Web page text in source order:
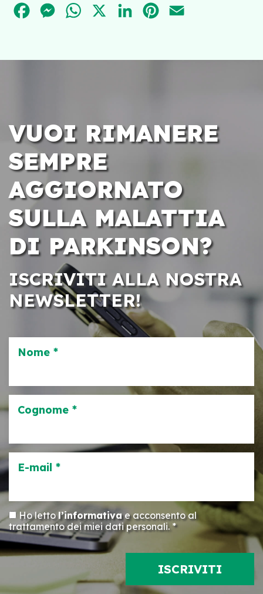
FACEBOOKMESSENGER
WHATSAPPLINKEDINPINTEREST
VUOI RIMANERE
SEMPRE
AGGIORNATO
SULLA MALATTIA
DI PARKINSON?
ISCRIVITI ALLA NOSTRA
NEWSLETTER!
Nome *
Cognome *
E-mail *
Ho lettol’informativae acconsento al
trattamento dei miei dati personali. *